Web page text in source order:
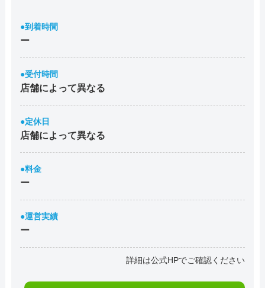
●到着時間
ー
●受付時間
店舗によって異なる
●定休日
店舗によって異なる
●料金
ー
●運営実績
ー
詳細は公式HPでご確認ください